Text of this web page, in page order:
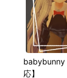
babybunny
応】